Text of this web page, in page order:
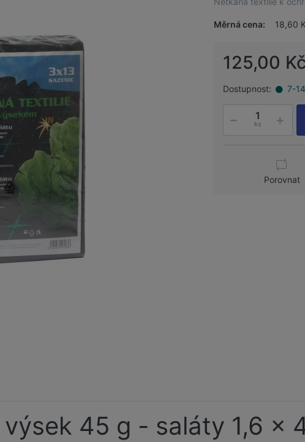
Měrná cena: 18,60
125,00
Dostupnost: 7-
ks
Porovnat
45 g - saláty 1,6 x